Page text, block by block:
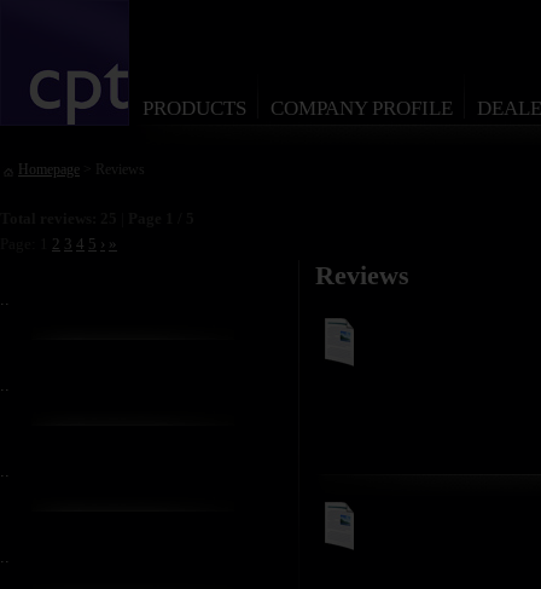
PRODUCTS COMPANY PROFILE
Homepage > Reviews
2 3 4 5 › »
..
..
..
..
Reviews